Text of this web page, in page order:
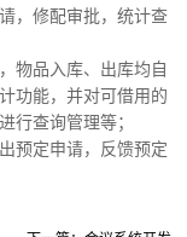
，修配审批，统计查
物品入库、出库均自
功能，并对可借用的
行查询管理等；
预定申请，反馈预定